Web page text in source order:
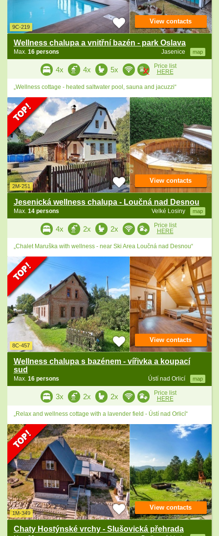
9C-219
Wellness chalupa a vnitřní bazén - park Oslava
Jasenice map
Max. 16 persons
View contacts
4x 4x 5x
Price list
HERE
„Wellness cottage - heated saltwater pool, sauna and jacuzzi“
2M-251
Jesenická wellness chalupa - Loučná nad Desnou
Velké Losiny map
Max. 14 persons
View contacts
4x 2x 2x
Price list
HERE
„Chalet Maruška with wellness - near Ski Area Loučná nad Desnou“
8C-457
Wellness chalupa s bazénem - vířivka a koupací
sud
Ústí nad Orlicí map
Max. 16 persons
View contacts
3x 2x 2x
Price list
HERE
„Relax and wellness cottage with a lavender field - Ústí nad Orlicí“
1M-349
Chaty Hostýnské vrchy - Slušovická přehrada
View contacts